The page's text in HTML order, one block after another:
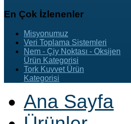
En Çok İzlenenler
Misyonumuz
Veri Toplama Sistemleri
Nem - Çiy Noktası - Oksijen
Ürün Kategorisi
Tork Kuvvet Ürün
Kategorisi
Ana Sayfa